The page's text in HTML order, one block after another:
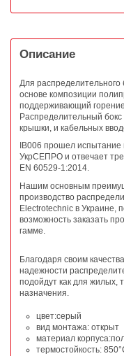
Описание
Для распределительного
основе композиции
поддерживающий
Распределительный бокс
крышки, и кабельных
IB006 прошел испытание
УкрСЕПРО и отвечает
EN 60529-1:2014.
Нашим основным
производство
Electrotechnic в Украине,
возможность заказать
гамме.
Благодаря своим
надежности
подойдут как для жилых,
назначения.
цвет:серый
вид монтажа: открыт
материал
термостойкость: